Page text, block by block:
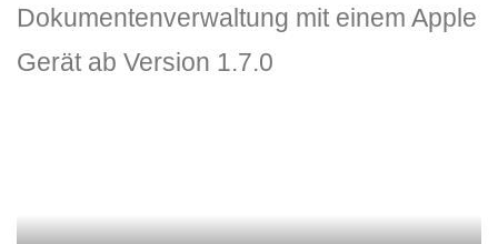
Dokumentenverwaltung mit einem Apple
Gerät ab Version 1.7.0